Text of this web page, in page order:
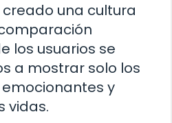
una cultura
los usuarios se
a mostrar solo los
y
vidas.